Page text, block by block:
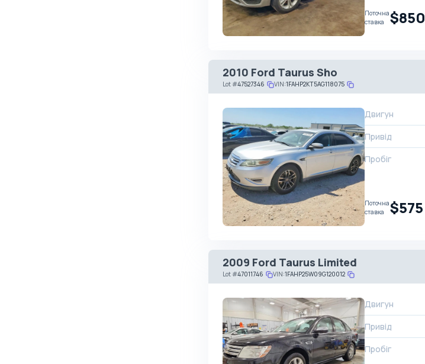
Поточна
ставка
$850
2010 Ford Taurus Sho
Lot#47527346 VIN:1FAHP2KT5AG118075
Двигун
Привід
Пробіг
Поточна
ставка
$575
2009 Ford Taurus Limited
Lot#47011746 VIN:1FAHP25W09G120012
Двигун
Привід
Пробіг